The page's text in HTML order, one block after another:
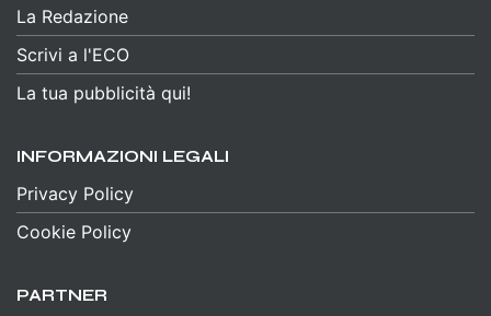
La Redazione
Scrivi a l'ECO
La tua pubblicità qui!
INFORMAZIONI LEGALI
Privacy Policy
Cookie Policy
PARTNER